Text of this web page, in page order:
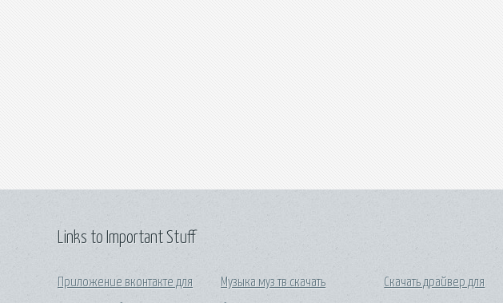
Links to Important Stuff
Приложение вконтакте для
Музыка муз тв скачать
Скачать драйвер для